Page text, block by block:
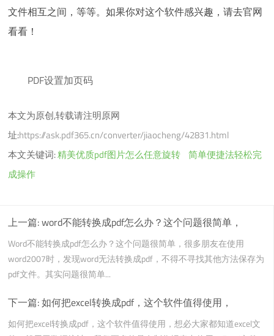
文件相互之间，等等。如果你对这个软件感兴趣，请去官网
看看！
PDF设置加页码
本文为原创,转载请注明原网
址:https://ask.pdf365.cn/converter/jiaocheng/42831.html
本文关键词:精美优质pdf图片怎么任意旋转 简单便捷法轻松完
成操作
上一篇:word不能转换成pdf怎么办？这个问题很简单，
Word不能转换成pdf怎么办？这个问题很简单，很多朋友在使用
word2007时，发现word无法转换成pdf，不得不寻找其他方法保存为
pdf文件。其实问题很简单...
下一篇:如何把excel转换成pdf，这个软件值得使用，
如何把excel转换成pdf，这个软件值得使用，想必大家都知道excel文